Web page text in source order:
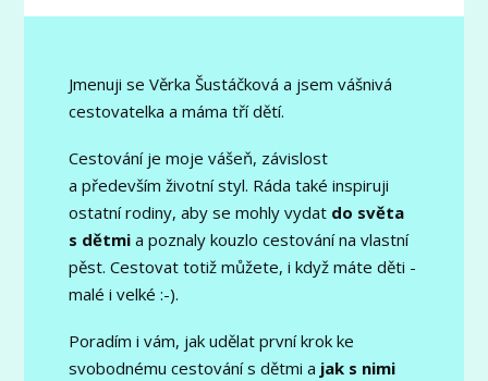
Jmenuji se Věrka Šustáčková a jsem vášnivá
cestovatelka a máma tří dětí.
Cestování je moje vášeň, závislost
a především životní styl. Ráda také inspiruji
ostatní rodiny, aby se mohly vydat do světa
s dětmia poznaly kouzlo cestování na vlastní
pěst. Cestovat totiž můžete, i když máte děti -
malé i velké :-).
Poradím i vám, jak udělat první krok ke
svobodnému cestování s dětmi a jak s nimi